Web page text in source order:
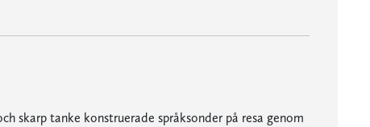
skarp tanke konstruerade språksonder på resa genom